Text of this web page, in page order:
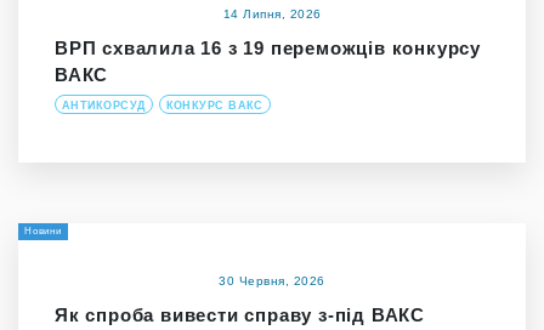
14 Липня, 2026
ВРП схвалила 16 з 19 переможців конкурсу
ВАКС
АНТИКОРСУД КОНКУРС ВАКС
Новини
30 Червня, 2026
Як спроба вивести справу з-під ВАКС